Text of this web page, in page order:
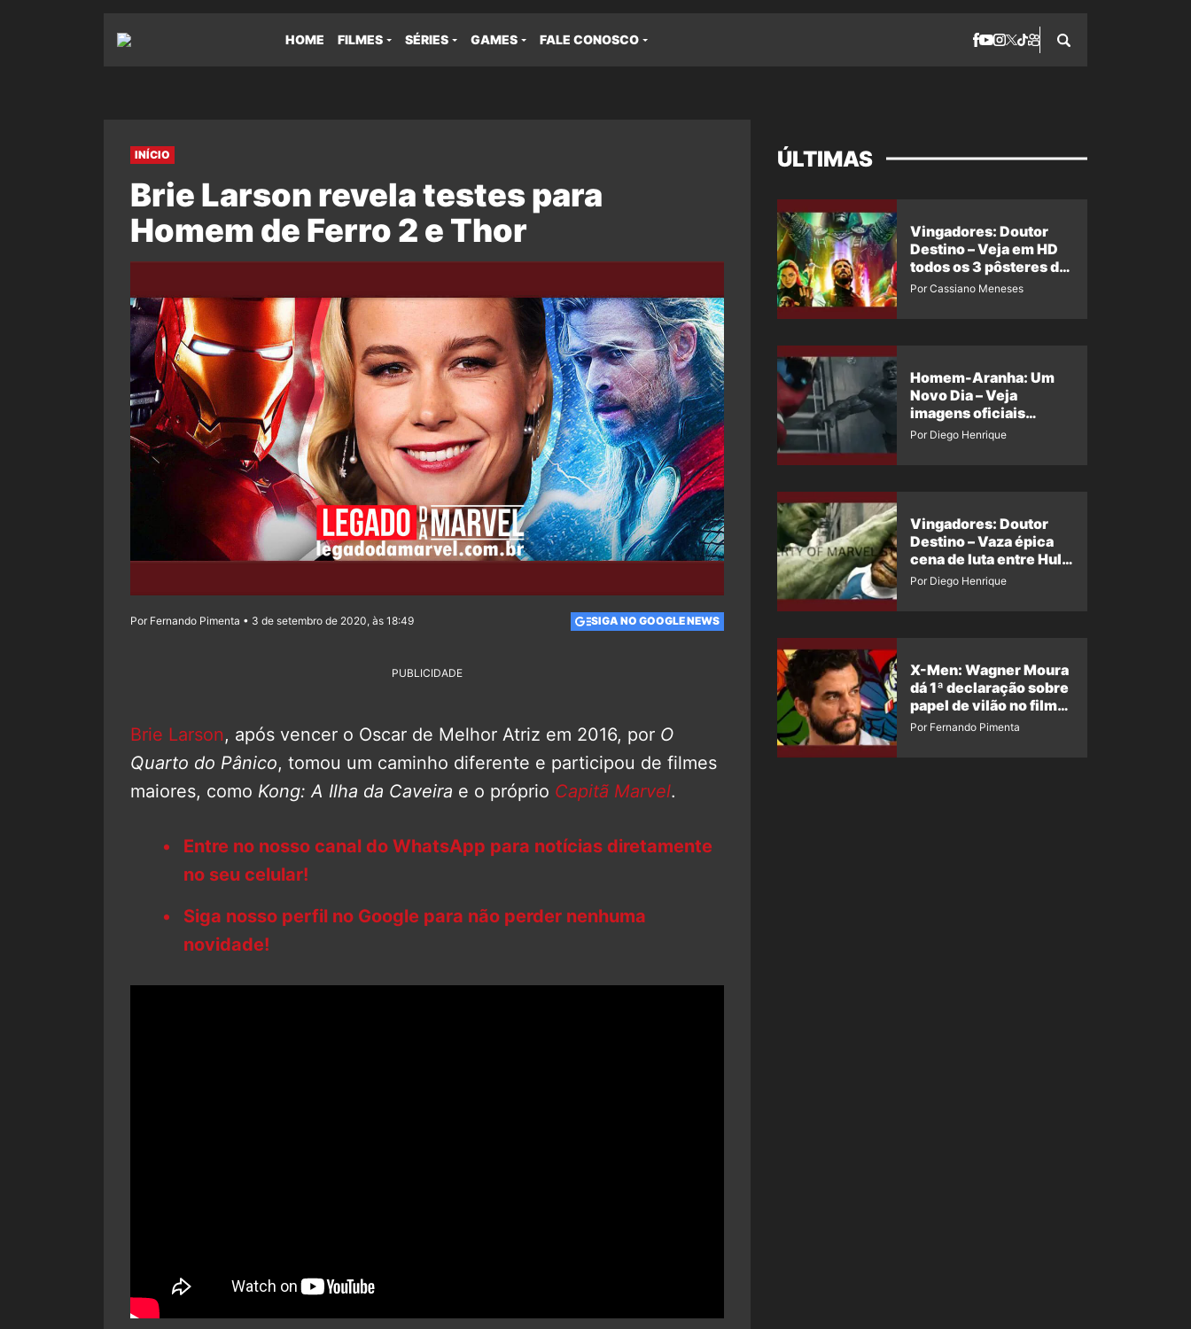
HOME FILMES SÉRIES GAMES FALE CONOSCO
INÍCIO
Brie Larson revela testes para
Homem de Ferro 2 e Thor
Por Fernando Pimenta • 3 de setembro de 2020, às 18:49 SIGA NO GOOGLE NEWS
PUBLICIDADE
Brie Larson, após vencer o Oscar de Melhor Atriz em 2016, por O
Quarto do Pânico, tomou um caminho diferente e participou de filmes
maiores, como Kong: A Ilha da Caveira e o próprio Capitã Marvel.
Entre no nosso canal do WhatsApp para notícias diretamente
no seu celular!
Siga nosso perfil no Google para não perder nenhuma
novidade!
ÚLTIMAS
Vingadores: Doutor
Destino – Veja em HD
todos os 3 pôsteres de
‘Doomsday’ + 1 imagem
Por Cassiano Meneses
Homem-Aranha: Um
Novo Dia – Veja
imagens oficiais
descartadas do Hulk
Por Diego Henrique
Vingadores: Doutor
Destino – Vaza épica
cena de luta entre Hulk
e o Coisa
Por Diego Henrique
X-Men: Wagner Moura
dá 1ª declaração sobre
papel de vilão no filme
da Marvel
Por Fernando Pimenta